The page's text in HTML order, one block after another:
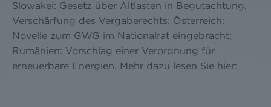
Slowakei: Gesetz über Altlasten in Begutachtung,
Verschärfung des Vergaberechts; Österreich:
Novelle zum GWG im Nationalrat eingebracht;
Rumänien: Vorschlag einer Verordnung für
erneuerbare Energien. Mehr dazu lesen Sie hier: